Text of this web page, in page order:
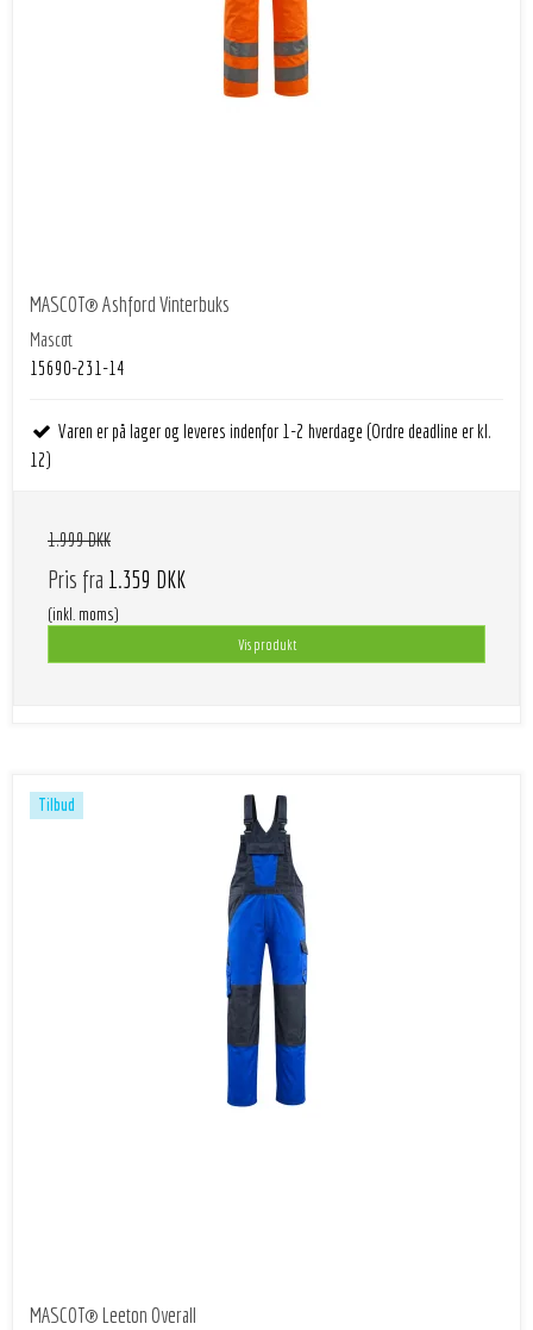
MASCOT® Ashford Vinterbuks
Mascot
15690-231-14
Varen er på lager og leveres indenfor 1-2 hverdage (Ordre deadline er kl.
12)
1.999 DKK
Pris fra 1.359 DKK
(inkl. moms)
Vis produkt
Tilbud
MASCOT® Leeton Overall